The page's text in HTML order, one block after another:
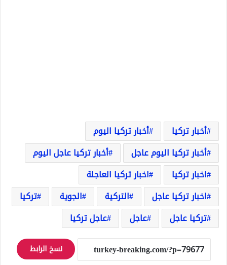
أخبار تركيا
أخبار تركيا اليوم
أخبار تركيا اليوم عاجل
أخبار تركيا عاجل اليوم
اخبار تركيا
اخبار تركيا العاجلة
اخبار تركيا عاجل
التركية الجوية
تركيا
تركيا عاجل
عاجل عاجل تركيا
نسخ الرابط